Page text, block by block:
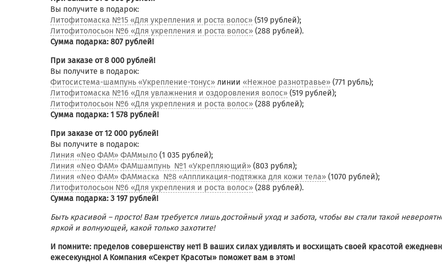
Вы получите в подарок:
Литофитомаска №15 «Для укрепления и роста волос» (519 рублей);
Литофитолосьон №6 «Для укрепления и роста волос» (288 рублей).
Сумма подарка: 807 рублей!
При заказе от 8 000 рублей!
Вы получите в подарок:
Фитосистема-шампунь «Укрепление-тонус» линии «Нежное разнотравье» (771 рубль);
Литофитомаска №16 «Для увлажнения и оздоровления волос» (519 рублей);
Литофитолосьон №6 «Для укрепления и роста волос» (288 рублей);
Сумма подарка: 1 578 рублей!
При заказе от 12 000 рублей!
Вы получите в подарок:
Линия «Neo ФАМ» ФАМмыло (1 035 рублей);
Линия «Neo ФАМ» ФАМшампунь №1 «Укрепляющий» (803 рубля);
Линия «Neo ФАМ» ФАМмаска №8 «Аппликация-подтяжка для кожи тела» (1070 рублей);
Литофитолосьон №6 «Для укрепления и роста волос» (288 рублей).
Сумма подарка: 3 197 рублей!
Быть красивой – просто! Вам требуется лишь достойный уход и забота, чтобы вы стали такой
яркой и волнующей, какой только захотите!
И помните: пределов совершенству нет! В ваших силах удивлять и восхищать своей красотой
ежесекундно! А Компания «Секрет Красоты» поможет вам в этом!